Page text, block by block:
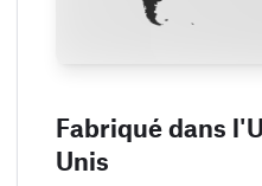
Fabriqué dans
Unis